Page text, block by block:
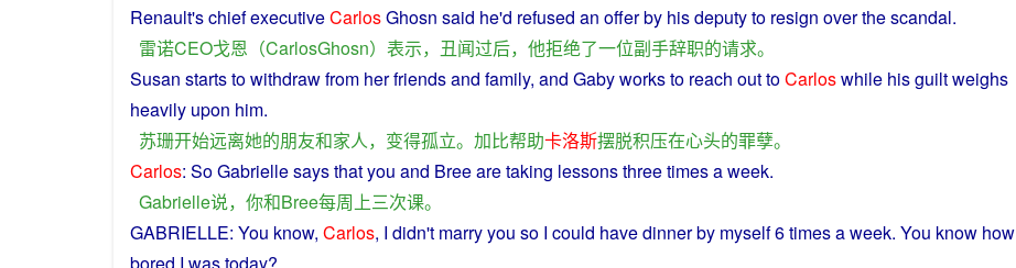
Renault's chief executiveCarlosGhosn said he'd refused an offerby hisdeputyto resign over thescandal.
雷诺CEO戈恩 （CarlosGhosn） 表示， 丑闻过后， 他拒绝了一位副手辞职的请求。
Susan startsto withdrawfrom herfriendsand family, and Gaby works to reach outtoCarloswhile hisguiltweighs
heavily upon him.
苏珊开始远离她的朋友和家人， 变得孤立。 加比帮助卡洛斯摆脱积压在心头的罪孽。
Carlos: So Gabriellesaysthatyou and Bree aretaking lessonsthreetimesaweek.
Gabrielle说， 你和Bree每周上三次课。
GABRIELLE: You know, Carlos, I didn't marryyou so I could havedinnerby myself6 timesaweek. You know how